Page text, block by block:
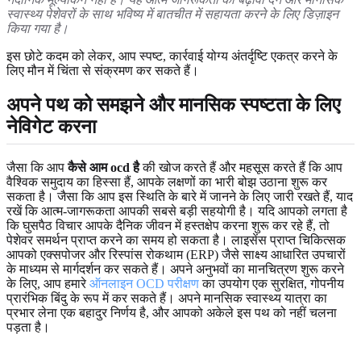
स्वास्थ्य पेशेवरों के साथ भविष्य में बातचीत में सहायता करने के लिए डिज़ाइन
किया गया है।
इस छोटे कदम को लेकर, आप स्पष्ट, कार्रवाई योग्य अंतर्दृष्टि एकत्र करने के
लिए मौन में चिंता से संक्रमण कर सकते हैं।
अपने पथ को समझने और मानसिक स्पष्टता के लिए
नेविगेट करना
जैसा कि आपकैसे आम ocd हैकी खोज करते हैं और महसूस करते हैं कि आप
वैश्विक समुदाय का हिस्सा हैं, आपके लक्षणों का भारी बोझ उठाना शुरू कर
सकता है। जैसा कि आप इस स्थिति के बारे में जानने के लिए जारी रखते हैं, याद
रखें कि आत्म-जागरूकता आपकी सबसे बड़ी सहयोगी है। यदि आपको लगता है
कि घुसपैठ विचार आपके दैनिक जीवन में हस्तक्षेप करना शुरू कर रहे हैं, तो
पेशेवर समर्थन प्राप्त करने का समय हो सकता है। लाइसेंस प्राप्त चिकित्सक
आपको एक्सपोजर और रिस्पांस रोकथाम (ERP) जैसे साक्ष्य आधारित उपचारों
के माध्यम से मार्गदर्शन कर सकते हैं। अपने अनुभवों का मानचित्रण शुरू करने
के लिए, आप हमारेऑनलाइन OCD परीक्षणका उपयोग एक सुरक्षित, गोपनीय
प्रारंभिक बिंदु के रूप में कर सकते हैं। अपने मानसिक स्वास्थ्य यात्रा का
प्रभार लेना एक बहादुर निर्णय है, और आपको अकेले इस पथ को नहीं चलना
पड़ता है।